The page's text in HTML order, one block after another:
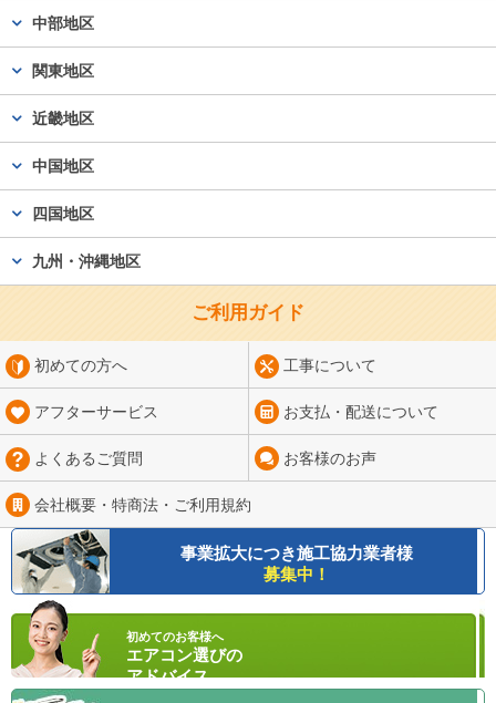
中部地区
関東地区
近畿地区
中国地区
四国地区
九州・沖縄地区
ご利用ガイド
初めての方へ 工事について
アフターサービス お支払・配送について
よくあるご質問 お客様のお声
会社概要・特商法・ ご利用規約
事業拡大につき施工協力業者様
募集中！
初めてのお客様へ
エアコン選びの
アドバイス